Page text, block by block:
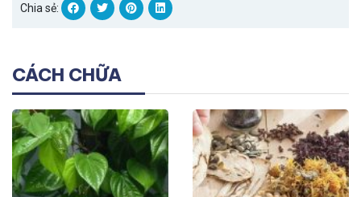
Chia sẻ:
CÁCH CHỮA